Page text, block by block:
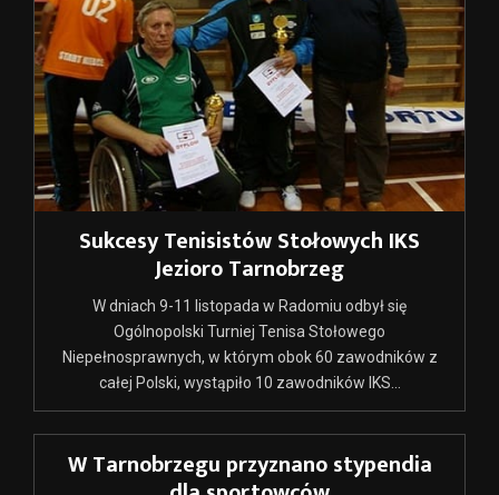
Sukcesy Tenisistów Stołowych IKS
Jezioro Tarnobrzeg
W dniach 9-11 listopada w Radomiu odbył się
Ogólnopolski Turniej Tenisa Stołowego
Niepełnosprawnych, w którym obok 60 zawodników z
całej Polski, wystąpiło 10 zawodników IKS...
W Tarnobrzegu przyznano stypendia